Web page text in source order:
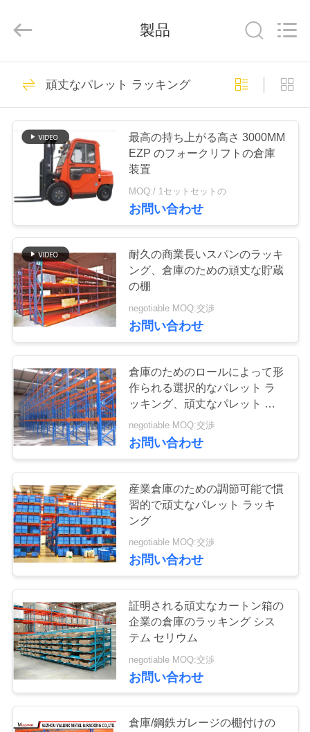
HOME
PRODUCTS
ABOUT
FACTORY
TOUR
QUALITY
CONTROL
CONTACT
US
REQUEST
A QUOTE
地
図
PRIVACY
POLICY
Racking
頑丈なパレット ラ
ッキング
選択的パレット ラ
ック
78
長いスパンのラッ
キング
58
中型の義務の棚
軽棚
製品
頑丈なパレット ラッキング
最高の持ち上がる高さ 3000MM
EZP のフォークリフトの倉庫
装置
MOQ:/ 1セットセットの
お問い合わせ
耐久の商業長いスパンのラッキ
ング、倉庫のための頑丈な貯蔵
の棚
negotiable MOQ:交渉
お問い合わせ
倉庫のためのロールによって形
作られる選択的なパレット ラ
ッキング、頑丈なパレット ラ
ッキング システム
negotiable MOQ:交渉
お問い合わせ
産業倉庫のための調節可能で慣
習的で頑丈なパレット ラッキ
ング
negotiable MOQ:交渉
お問い合わせ
証明される頑丈なカートン箱の
企業の倉庫のラッキング シス
テム セリウム
negotiable MOQ:交渉
お問い合わせ
倉庫/鋼鉄ガレージの棚付けの